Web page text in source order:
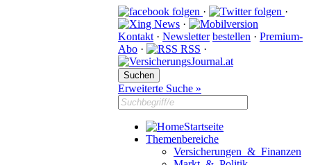
·
·
·
Kontakt · Newsletter bestellen · Premium-
Abo · RSS ·
Erweiterte Suche »
Startseite
Themenbereiche
Versicherungen & Finanzen